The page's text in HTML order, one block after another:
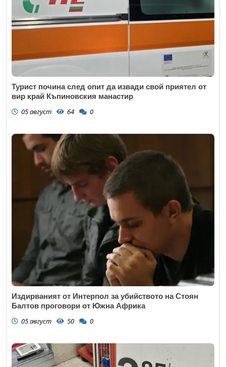
Турист почина след опит да извади свой приятел от
вир край Къпиновския манастир
05 август 64 0
Издирваният от Интерпол за убийството на Стоян
Балтов проговори от Южна Африка
05 август 50 0